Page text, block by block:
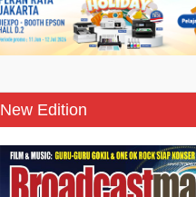
New Edition